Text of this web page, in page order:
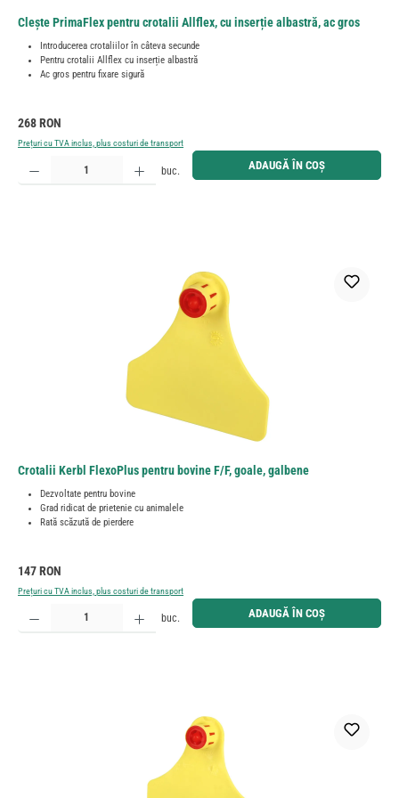
Clește PrimaFlex pentru crotalii Allflex, cu inserție albastră, ac gros
Introducerea crotaliilor în câteva secunde
Pentru crotalii Allflex cu inserție albastră
Ac gros pentru fixare sigură
Preț obișnuit:
268 RON
Prețuri cu TVA inclus, plus costuri de transport
Cantitate produs: Introduceți cantitatea dorită sau utilizați butoanele pentru a mări sau micșora
buc. ADAUGĂ ÎN COȘ
Crotalii Kerbl FlexoPlus pentru bovine F/F, goale, galbene
Dezvoltate pentru bovine
Grad ridicat de prietenie cu animalele
Rată scăzută de pierdere
Preț obișnuit:
147 RON
Prețuri cu TVA inclus, plus costuri de transport
Cantitate produs: Introduceți cantitatea dorită sau utilizați butoanele pentru a mări sau micșora
buc. ADAUGĂ ÎN COȘ